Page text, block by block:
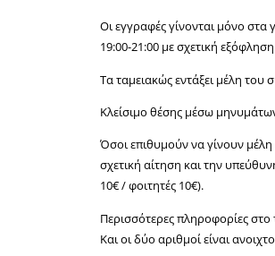
Οι εγγραφές γίνονται μόνο
19:00-21:00 με σχετική
Τα ταμειακώς εντάξει μέλη του
Κλείσιμο θέσης μέσω
Όσοι επιθυμούν να γίνουν
σχετική αίτηση και την
10€ / φοιτητές 10€).
Περισσότερες πληροφορίες
Και οι δύο αριθμοί είναι